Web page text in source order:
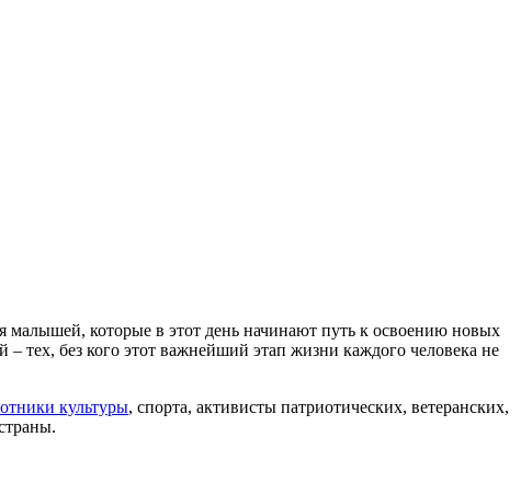
малышей, которые в этот день начинают путь к освоению новых
– тех, без кого этот важнейший этап жизни каждого человека не
культуры, спорта, активисты патриотических, ветеранских,